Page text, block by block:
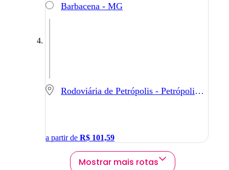
Barbacena - MG
Rodoviária de Petrópolis - Petrópolis - RJ
a partir de R$ 101,59
Mostrar mais rotas